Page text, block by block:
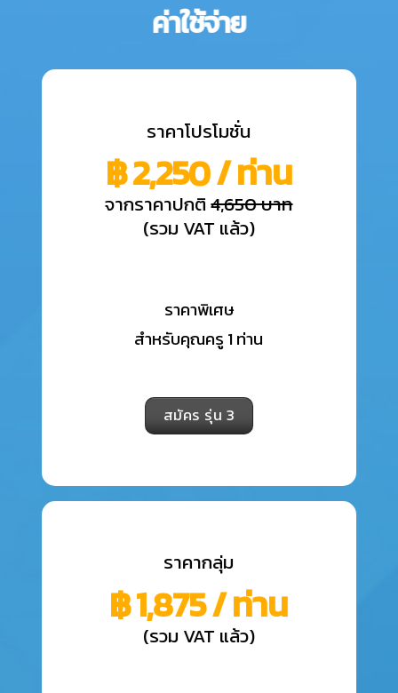
ค่าใช้จ่าย
ราคาโปรโมชั่น
฿ 2,250 / ท่าน
จากราคาปกติ4,650 บาท
(รวม VAT แล้ว)
ราคาพิเศษ
สำหรับคุณครู 1 ท่าน
สมัคร รุ่น 3
ราคากลุ่ม
฿ 1,875 / ท่าน
(รวม VAT แล้ว)